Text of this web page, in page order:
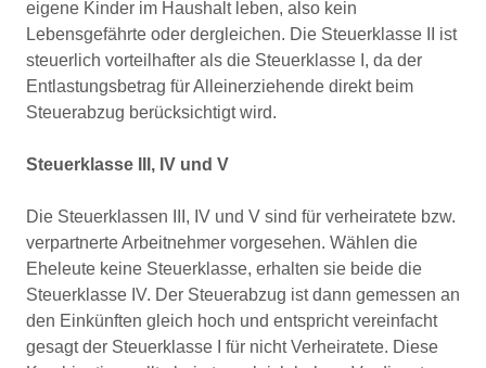
eigene Kinder im Haushalt leben, also kein
Lebensgefährte oder dergleichen. Die Steuerklasse II ist
steuerlich vorteilhafter als die Steuerklasse I, da der
Entlastungsbetrag für Alleinerziehende direkt beim
Steuerabzug berücksichtigt wird.
Steuerklasse III, IV und V
Die Steuerklassen III, IV und V sind für verheiratete bzw.
verpartnerte Arbeitnehmer vorgesehen. Wählen die
Eheleute keine Steuerklasse, erhalten sie beide die
Steuerklasse IV. Der Steuerabzug ist dann gemessen an
den Einkünften gleich hoch und entspricht vereinfacht
gesagt der Steuerklasse I für nicht Verheiratete. Diese